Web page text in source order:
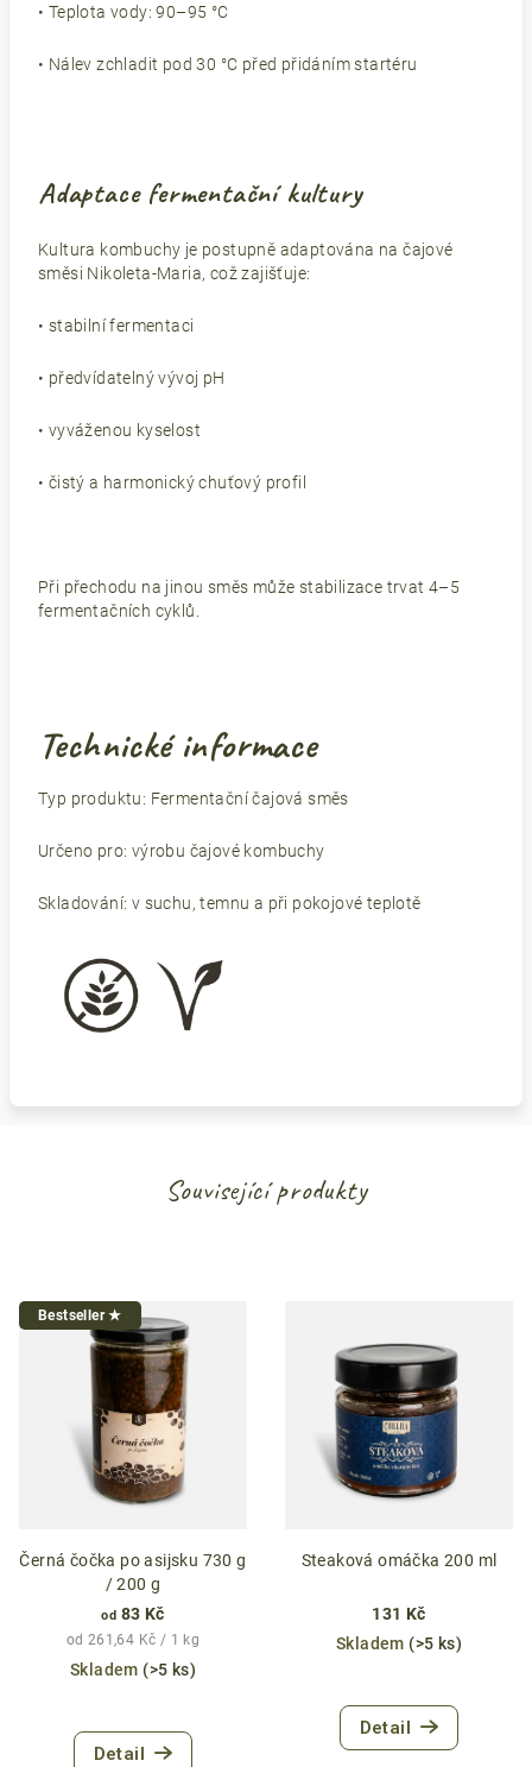
• Teplota vody: 90–95 °C
• Nálev zchladit pod 30 °C před přidáním startéru
Adaptace fermentační kultury
Kultura kombuchy je postupně adaptována na čajové
směsi Nikoleta-Maria, což zajišťuje:
• stabilní fermentaci
• předvídatelný vývoj pH
• vyváženou kyselost
• čistý a harmonický chuťový profil
Při přechodu na jinou směs může stabilizace trvat 4–5
fermentačních cyklů.
Technické informace
Typ produktu: Fermentační čajová směs
Určeno pro: výrobu čajové kombuchy
Skladování: v suchu, temnu a při pokojové teplotě
Související produkty
Bestseller ★
Černá čočka po asijsku 730 g
/ 200 g
od 83 Kč
Měrná
cena:
od 261,64 Kč / 1 kg
Skladem (>5 ks)
hodnocení
produktu
Detail
Steaková omáčka 200 ml
131 Kč
Skladem (>5 ks)
Detail